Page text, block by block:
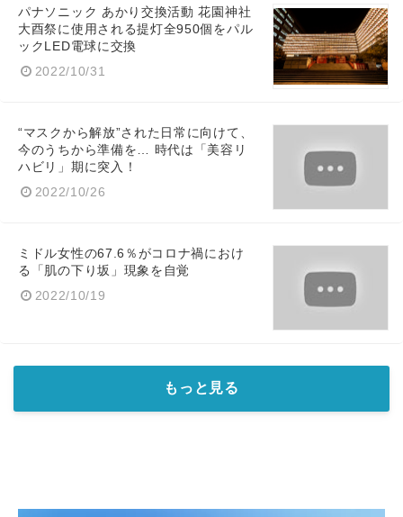
パナソニック あかり交換活動 花園神社
大酉祭に使用される提灯全950個をパル
ックLED電球に交換
2022/10/31
“マスクから解放”された日常に向けて、
今のうちから準備を… 時代は「美容リ
ハビリ」期に突入！
2022/10/26
ミドル女性の67.6％がコロナ禍におけ
る「肌の下り坂」現象を自覚
2022/10/19
もっと見る